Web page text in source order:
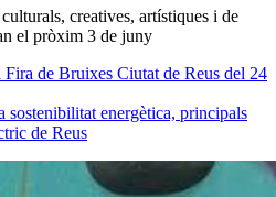
creatives, artístiques i de
el pròxim 3 de juny
de Bruixes Ciutat de Reus del 24
energètica, principals
de Reus